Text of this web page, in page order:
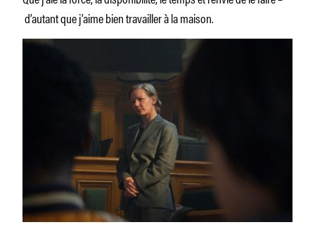
d’autant que j’aime bien travailler à la maison.